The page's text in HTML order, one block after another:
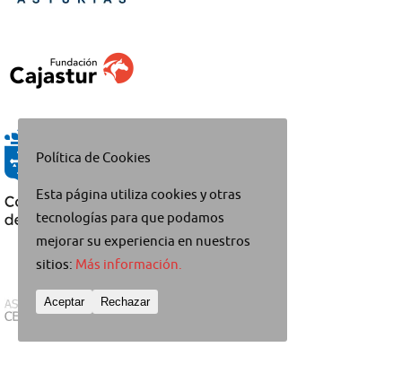
Política de Cookies
Esta página utiliza cookies y otras
tecnologías para que podamos
mejorar su experiencia en nuestros
sitios: Más información.
Aceptar Rechazar